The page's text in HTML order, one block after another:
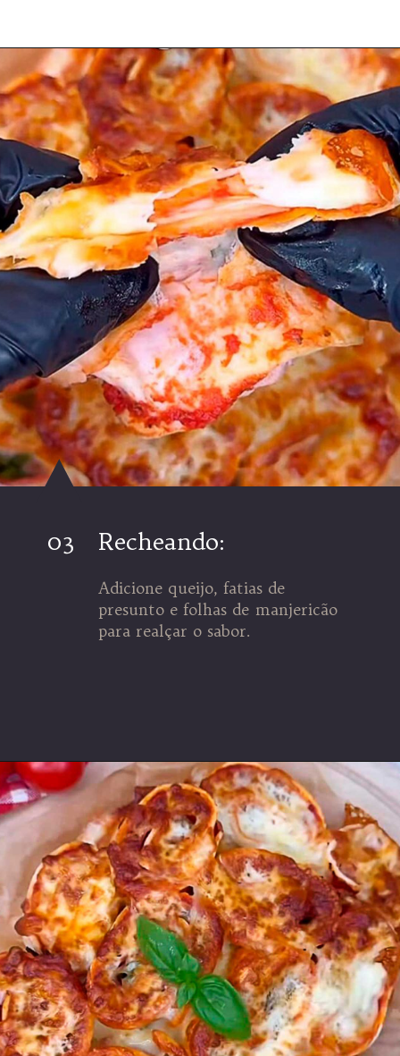
Recheando:
03
Adicione queijo, fatias de
presunto e folhas de manjericão
para realçar o sabor.
Opening